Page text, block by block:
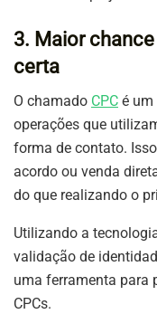
3. Maior
certa
O chamado CPC é
operações que
forma de contato.
acordo ou venda
do que realizando o
Utilizando a
validação de
uma ferramenta para
CPCs.